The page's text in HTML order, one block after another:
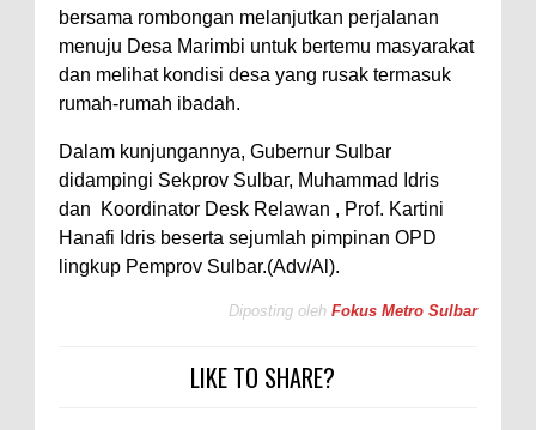
bersama rombongan melanjutkan perjalanan
menuju Desa Marimbi untuk bertemu masyarakat
dan melihat kondisi desa yang rusak termasuk
rumah-rumah ibadah.
Dalam kunjungannya, Gubernur Sulbar
didampingi Sekprov Sulbar, Muhammad Idris
dan Koordinator Desk Relawan , Prof. Kartini
Hanafi Idris beserta sejumlah pimpinan OPD
lingkup Pemprov Sulbar.(Adv/Al).
Diposting oleh Fokus Metro Sulbar
LIKE TO SHARE?